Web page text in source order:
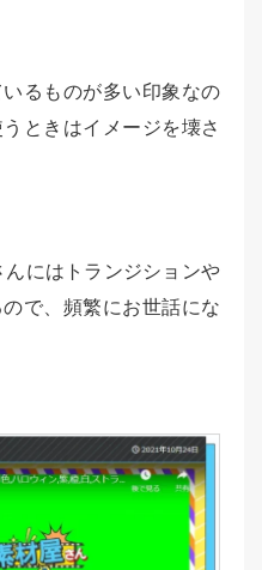
るものが多い印象なの
ときはイメージを壊さ
にはトランジションや
で、頻繁にお世話にな